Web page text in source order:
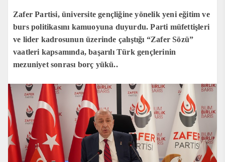
Zafer Partisi, üniversite gençliğine yönelik yeni eğitim ve
burs politikasını kamuoyuna duyurdu. Parti müfettişleri
ve lider kadrosunun üzerinde çalıştığı “Zafer Sözü”
vaatleri kapsamında, başarılı Türk gençlerinin
mezuniyet sonrası borç yükü..